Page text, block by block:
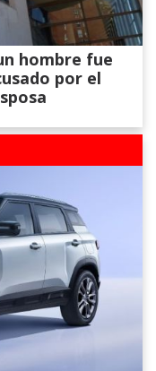
hombre fue
por el